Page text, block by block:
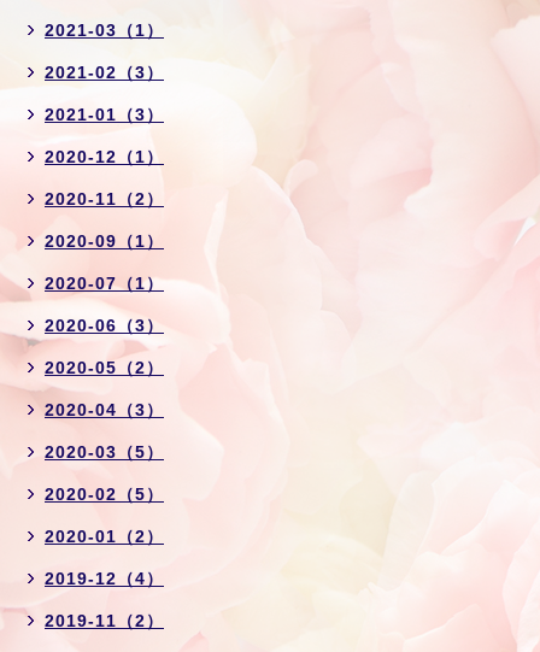
2021-03（1）
2021-02（3）
2021-01（3）
2020-12（1）
2020-11（2）
2020-09（1）
2020-07（1）
2020-06（3）
2020-05（2）
2020-04（3）
2020-03（5）
2020-02（5）
2020-01（2）
2019-12（4）
2019-11（2）